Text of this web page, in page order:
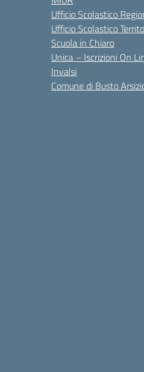
Ufficio Scolastico
Ufficio Scolastico
Scuola in Chiaro
Unica – Iscrizioni On
Invalsi
Comune di Busto